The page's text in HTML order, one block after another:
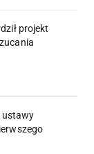
projekt
ustawy